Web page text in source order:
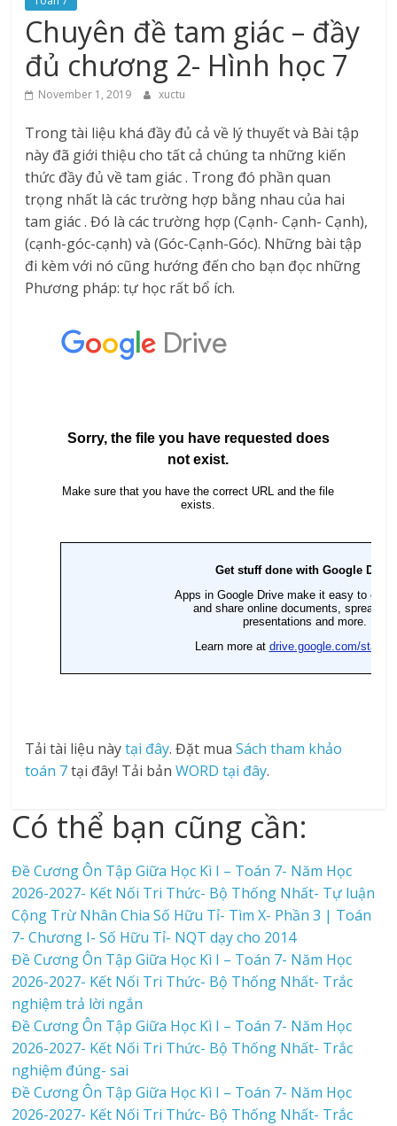
Chuyên đề tam giác – đầy
đủ chương 2- Hình học 7
November 1, 2019 xuctu
Trong tài liệu khá đầy đủ cả về lý thuyết và Bài tập
này đã giới thiệu cho tất cả chúng ta những kiến
thức đầy đủ về tam giác . Trong đó phần quan
trọng nhất là các trường hợp bằng nhau của hai
tam giác . Đó là các trường hợp (Cạnh- Cạnh- Cạnh),
(cạnh-góc-cạnh) và (Góc-Cạnh-Góc). Những bài tập
đi kèm với nó cũng hướng đến cho bạn đọc những
Phương pháp: tự học rất bổ ích.
Tải tài liệu nàytại đây. Đặt muaSách tham khảo
toán 7tại đây! Tải bảnWORD tại đây.
Có thể bạn cũng cần:
Đề Cương Ôn Tập Giữa Học Kì I – Toán 7- Năm Học
2026-2027- Kết Nối Tri Thức- Bộ Thống Nhất- Tự luận
Cộng Trừ Nhân Chia Số Hữu Tỉ- Tìm X- Phần 3 | Toán
7- Chương I- Số Hữu Tỉ- NQT dạy cho 2014
Đề Cương Ôn Tập Giữa Học Kì I – Toán 7- Năm Học
2026-2027- Kết Nối Tri Thức- Bộ Thống Nhất- Trắc
nghiệm trả lời ngắn
Đề Cương Ôn Tập Giữa Học Kì I – Toán 7- Năm Học
2026-2027- Kết Nối Tri Thức- Bộ Thống Nhất- Trắc
nghiệm đúng- sai
Đề Cương Ôn Tập Giữa Học Kì I – Toán 7- Năm Học
2026-2027- Kết Nối Tri Thức- Bộ Thống Nhất- Trắc